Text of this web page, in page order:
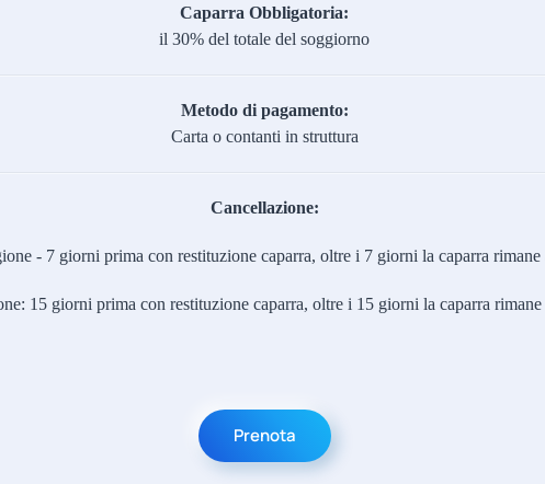
Caparra Obbligatoria:
il 30% del totale del soggiorno
Metodo di pagamento:
Carta o contanti in struttura
Cancellazione:
- 7 giorni prima con restituzione caparra, oltre i 7 giorni la caparra
15 giorni prima con restituzione caparra, oltre i 15 giorni la caparra
Prenota